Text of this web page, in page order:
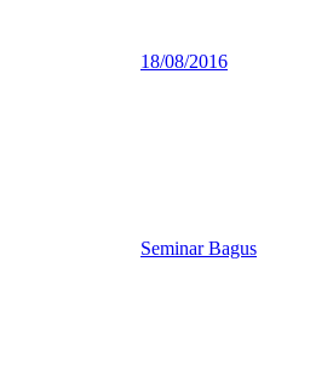
18/08/2016
Seminar Bagus